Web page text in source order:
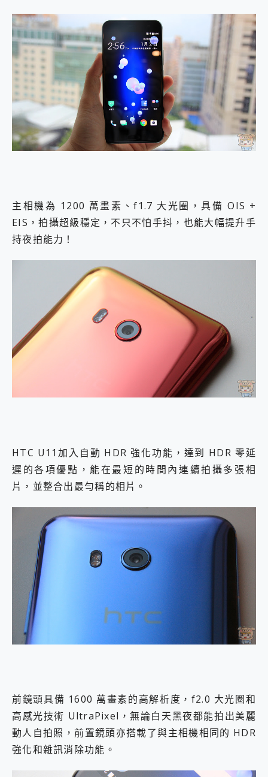
主相機為 1200 萬畫素、f1.7 大光圈，具備 OIS +
EIS，拍攝超級穩定，不只不怕手抖，也能大幅提升手
持夜拍能力！
HTC U11加入自動 HDR 強化功能，達到 HDR 零延
遲的各項優點，能在最短的時間內連續拍攝多張相
片，並整合出最勻稱的相片。
前鏡頭具備 1600 萬畫素的高解析度，f2.0 大光圈和
高感光技術 UltraPixel，無論白天黑夜都能拍出美麗
動人自拍照，前置鏡頭亦搭載了與主相機相同的 HDR
強化和雜訊消除功能。